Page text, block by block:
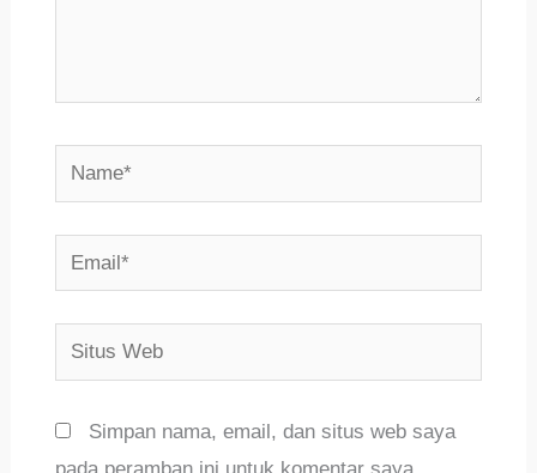
Name*
Email*
Situs
Web
Simpan nama, email, dan situs web saya